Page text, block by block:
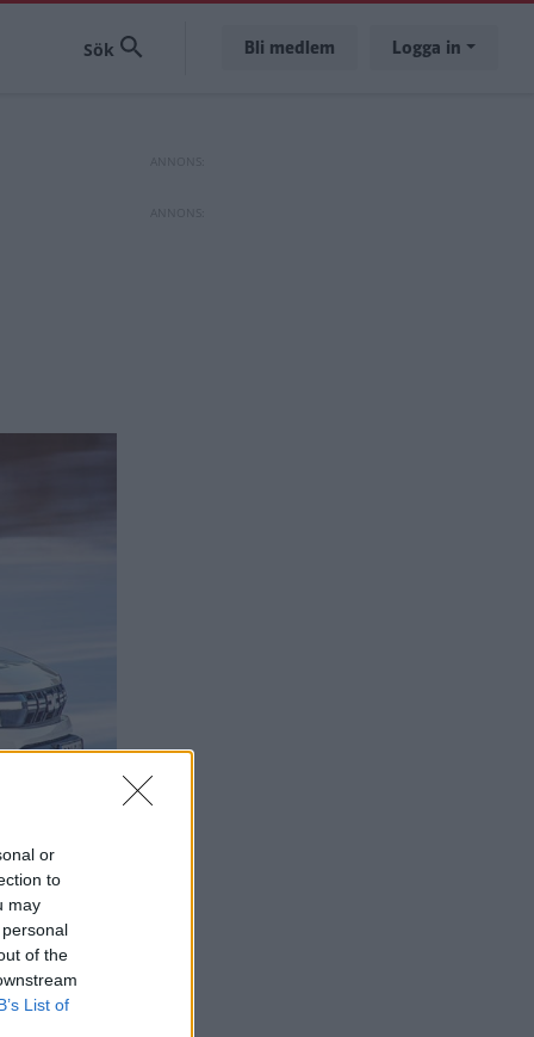
or
to
may
of the
List of
Bli medlem Logga in